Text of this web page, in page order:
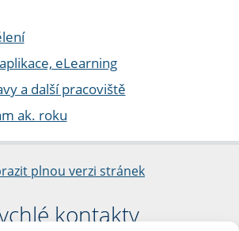
eLearning
a další pracoviště
ak. roku
plnou verzi stránek
kontakty